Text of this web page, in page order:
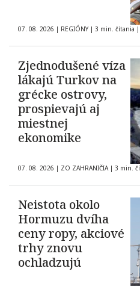
07. 08. 2026 | REGIÓNY | 3 min. čítania |
Zjednodušené víza
lákajú Turkov na
grécke ostrovy,
prospievajú aj
miestnej
ekonomike
07. 08. 2026 | ZO ZAHRANIČIA | 3 min.
Neistota okolo
Hormuzu dvíha
ceny ropy, akciové
trhy znovu
ochladzujú